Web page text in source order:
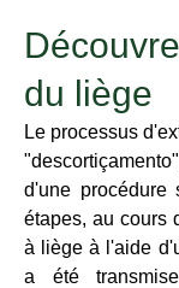
du liège
Le processus
d'une procédure
étapes, au cours
à liège à l'aide
a été